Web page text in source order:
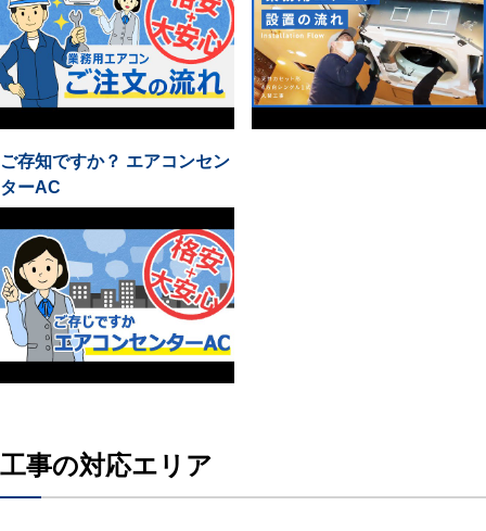
ご存知ですか？ エアコンセン
ターAC
工事の対応エリア